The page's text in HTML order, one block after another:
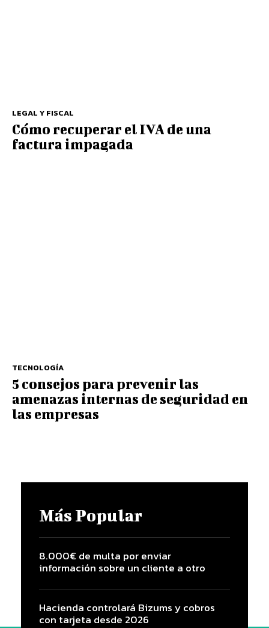
LEGAL Y FISCAL
Cómo recuperar el IVA de una
factura impagada
TECNOLOGÍA
5 consejos para prevenir las
amenazas internas de seguridad en
las empresas
Más Popular
8.000€ de multa por enviar
información sobre un cliente a otro
Hacienda controlará Bizums y cobros
con tarjeta desde 2026